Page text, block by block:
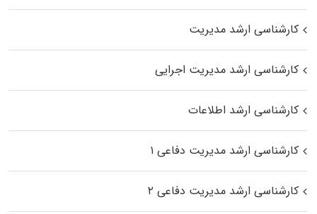
کارشناسی ارشد مدیریت
کارشناسی ارشد مدیریت اجرایی
کارشناسی ارشد اطلاعات
کارشناسی ارشد مدیریت دفاعی ۱
کارشناسی ارشد مدیریت دفاعی ۲